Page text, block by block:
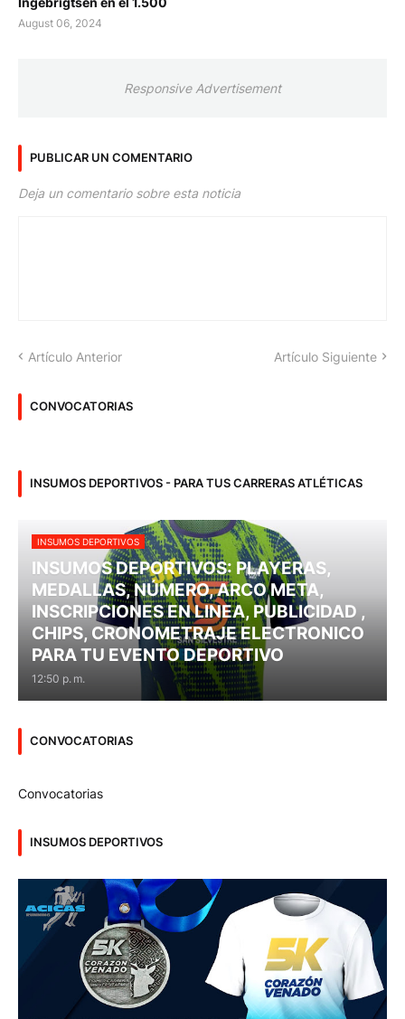
August 06, 2024
Responsive Advertisement
PUBLICAR UN COMENTARIO
Deja un comentario sobre esta noticia
Artículo Anterior Artículo Siguiente
CONVOCATORIAS
INSUMOS DEPORTIVOS - PARA TUS CARRERAS ATLÉTICAS
INSUMOS DEPORTIVOS
INSUMOS DEPORTIVOS: PLAYERAS,
MEDALLAS, NÚMERO, ARCO META,
INSCRIPCIONES EN LINEA, PUBLICIDAD ,
CHIPS, CRONOMETRAJE ELECTRONICO
PARA TU EVENTO DEPORTIVO
12:50 p. m.
CONVOCATORIAS
Convocatorias
INSUMOS DEPORTIVOS